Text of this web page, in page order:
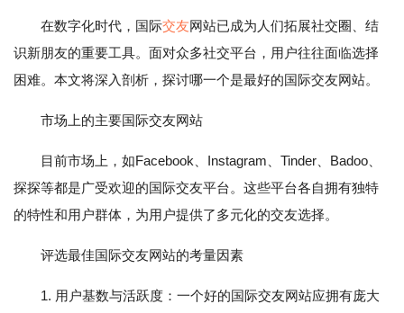
在数字化时代，国际交友网站已成为人们拓展社交圈、结
识新朋友的重要工具。面对众多社交平台，用户往往面临选择
困难。本文将深入剖析，探讨哪一个是最好的国际交友网站。
市场上的主要国际交友网站
目前市场上，如Facebook、Instagram、Tinder、Badoo、
探探等都是广受欢迎的国际交友平台。这些平台各自拥有独特
的特性和用户群体，为用户提供了多元化的交友选择。
评选最佳国际交友网站的考量因素
1. 用户基数与活跃度：一个好的国际交友网站应拥有庞大